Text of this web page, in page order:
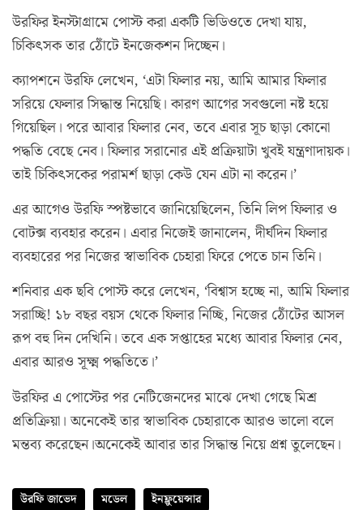
উরফির ইনস্টাগ্রামে পোস্ট করা একটি ভিডিওতে দেখা যায়,
চিকিৎসক তার ঠোঁটে ইনজেকশন দিচ্ছেন।
ক্যাপশনে উরফি লেখেন, ‘এটা ফিলার নয়, আমি আমার ফিলার
সরিয়ে ফেলার সিদ্ধান্ত নিয়েছি। কারণ আগের সবগুলো নষ্ট হয়ে
গিয়েছিল। পরে আবার ফিলার নেব, তবে এবার সূচ ছাড়া কোনো
পদ্ধতি বেছে নেব। ফিলার সরানোর এই প্রক্রিয়াটা খুবই যন্ত্রণাদায়ক।
তাই চিকিৎসকের পরামর্শ ছাড়া কেউ যেন এটা না করেন।’
এর আগেও উরফি স্পষ্টভাবে জানিয়েছিলেন, তিনি লিপ ফিলার ও
বোটক্স ব্যবহার করেন। এবার নিজেই জানালেন, দীর্ঘদিন ফিলার
ব্যবহারের পর নিজের স্বাভাবিক চেহারা ফিরে পেতে চান তিনি।
শনিবার এক ছবি পোস্ট করে লেখেন, ‘বিশ্বাস হচ্ছে না, আমি ফিলার
সরাচ্ছি! ১৮ বছর বয়স থেকে ফিলার নিচ্ছি, নিজের ঠোঁটের আসল
রূপ বহু দিন দেখিনি। তবে এক সপ্তাহের মধ্যে আবার ফিলার নেব,
এবার আরও সূক্ষ্ম পদ্ধতিতে।’
উরফির এ পোস্টের পর নেটিজেনদের মাঝে দেখা গেছে মিশ্র
প্রতিক্রিয়া। অনেকেই তার স্বাভাবিক চেহারাকে আরও ভালো বলে
মন্তব্য করেছেন।অনেকেই আবার তার সিদ্ধান্ত নিয়ে প্রশ্ন তুলেছেন।
উরফি জাভেদ মডেল ইনফ্লুয়েন্সার